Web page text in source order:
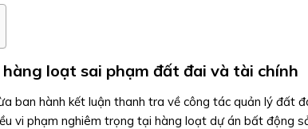
loạt sai phạm đất đai và tài chính
ban hành kết luận thanh tra về công tác quản lý đất
vi phạm nghiêm trọng tại hàng loạt dự án bất động